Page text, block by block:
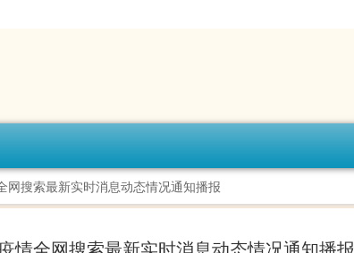
搜索最新实时消息动态情况通知播报